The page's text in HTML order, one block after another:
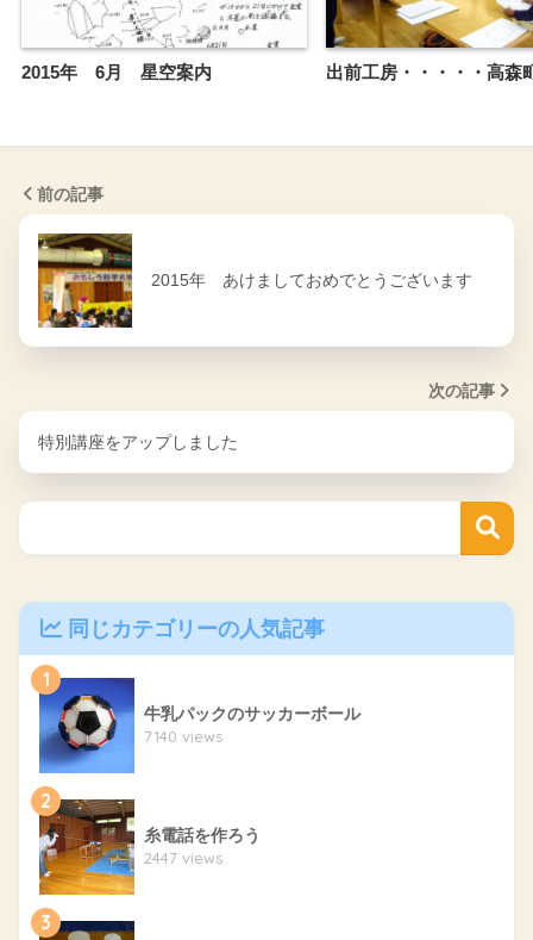
2015年 6月 星空案内 出前工房・・・・・高
前の記事
2015年 あけましておめでとうございます
次の記事
特別講座をアップしました
同じカテゴリーの人気記事
1
牛乳パックのサッカーボール
7140 views
2
糸電話を作ろう
2447 views
3